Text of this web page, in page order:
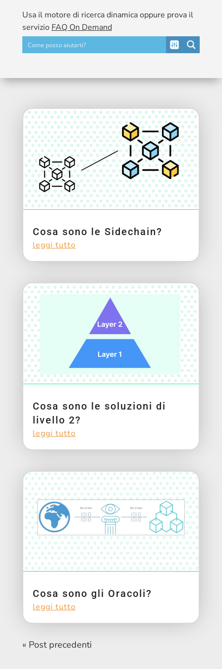
Usa il motore di ricerca dinamica oppure prova il
servizio FAQ On Demand
Cosa sono le Sidechain?
leggi tutto
Cosa sono le soluzioni di
livello 2?
leggi tutto
Cosa sono gli Oracoli?
leggi tutto
« Post precedenti